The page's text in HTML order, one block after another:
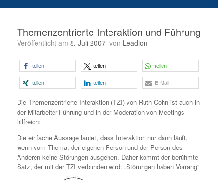
Themenzentrierte Interaktion und Führung
Veröffentlicht am 8. Juli 2007 von Leadion
teilen teilen teilen
teilen teilen E-Mail
Die Themenzentrierte Interaktion (TZI) von Ruth Cohn ist auch in
der Mitarbeiter-Führung und in der Moderation von Meetings
hilfreich:
Die einfache Aussage lautet, dass Interaktion nur dann läuft,
wenn vom Thema, der eigenen Person und der Person des
Anderen keine Störungen ausgehen. Daher kommt der berühmte
Satz, der mit der TZI verbunden wird: „Störungen haben Vorrang“.